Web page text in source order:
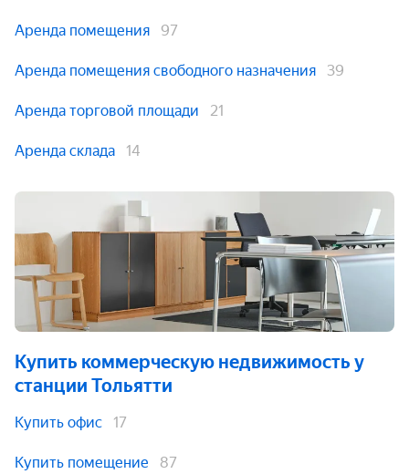
Аренда помещения 97
Аренда помещения свободного назначения 39
Аренда торговой площади 21
Аренда склада 14
Купить коммерческую недвижимость у
станции Тольятти
Купить офис 17
Купить помещение 87